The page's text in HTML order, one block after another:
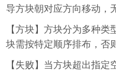
导方块朝对应方向移动，
【方块】方块分为多种
块需按特定顺序排布，否
【失败】当方块超出指